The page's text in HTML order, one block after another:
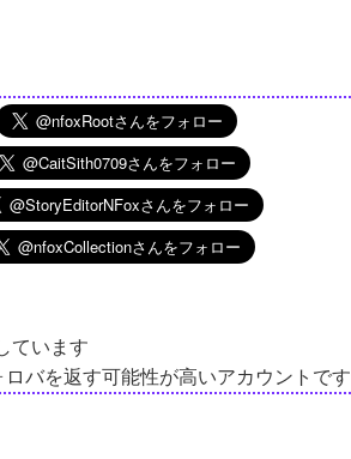
ています
バを返す可能性が高いアカウントです